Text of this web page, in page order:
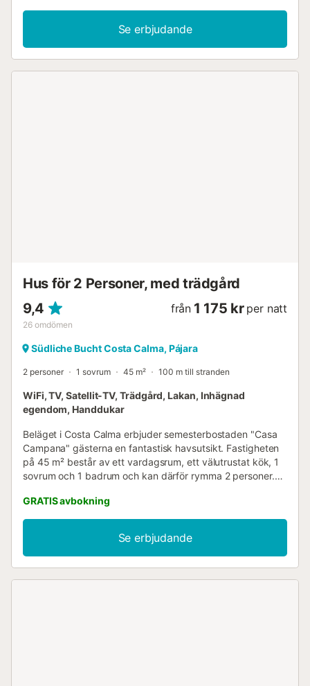
Se erbjudande
Hus för 2 Personer, med trädgård
9,4
26 omdömen
från 1 175 kr per natt
Südliche Bucht Costa Calma, Pájara
2 personer 1 sovrum 45 m² 100 m till stranden
WiFi, TV, Satellit-TV, Trädgård, Lakan, Inhägnad
egendom, Handdukar
Beläget i Costa Calma erbjuder semesterbostaden "Casa
Campana" gästerna en fantastisk havsutsikt. Fastigheten
på 45 m² består av ett vardagsrum, ett välutrustat kök, 1
sovrum och 1 badrum och kan därför rymma 2 personer.
lämpligt för videosamtal, en fläkt, en tvättmaskin samt en
TV. En barnsäng finns också tillgänglig. Semesterbostaden
har också 2 privata öppna terrasser där du kan koppla av
på kvällen. Fastigheten ligger bara 200 meter från den
långa sandstranden i Costa Calma. Gratis parkering finns
GRATIS avbokning
Se erbjudande